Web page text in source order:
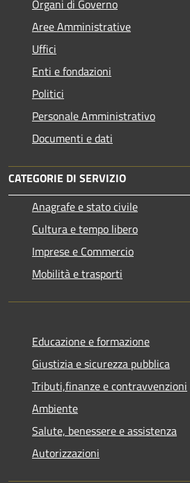
Organi di Governo
Aree Amministrative
Uffici
Enti e fondazioni
Politici
Personale Amministrativo
Documenti e dati
CATEGORIE DI SERVIZIO
Anagrafe e stato civile
Cultura e tempo libero
Imprese e Commercio
Mobilità e trasporti
Educazione e formazione
Giustizia e sicurezza pubblica
Tributi,finanze e contravvenzioni
Ambiente
Salute, benessere e assistenza
Autorizzazioni